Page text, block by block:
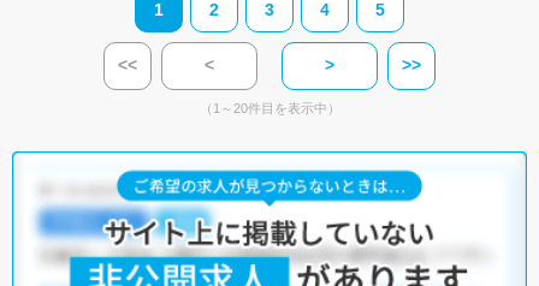
1 2 3 4 5
<< < > >>
（1～20件目を表示中）